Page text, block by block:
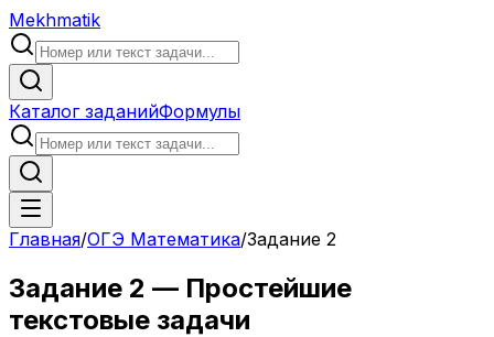
Mekhmatik
Каталог заданийФормулы
Главная/ОГЭ Математика/Задание 2
Задание 2 — Простейшие
текстовые задачи